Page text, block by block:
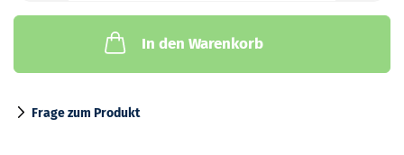
In den Warenkorb
Frage zum Produkt